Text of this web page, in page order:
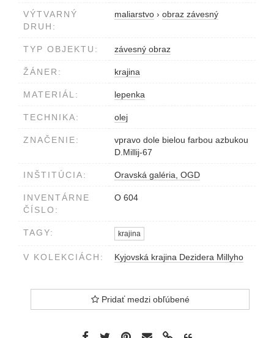
VÝTVARNÝ
DRUH:
maliarstvo › obraz závesný
TYP OBJEKTU: závesný obraz
ŽÁNER: krajina
MATERIÁL: lepenka
TECHNIKA: olej
ZNAČENIE:
vpravo dole bielou farbou azbukou
D.Millij-67
INŠTITÚCIA: Oravská galéria, OGD
INVENTÁRNE
ČÍSLO:
O 604
TAGY: krajina
V KOLEKCIÁCH: Kyjovská krajina Dezidera Millyho
Pridať medzi obľúbené